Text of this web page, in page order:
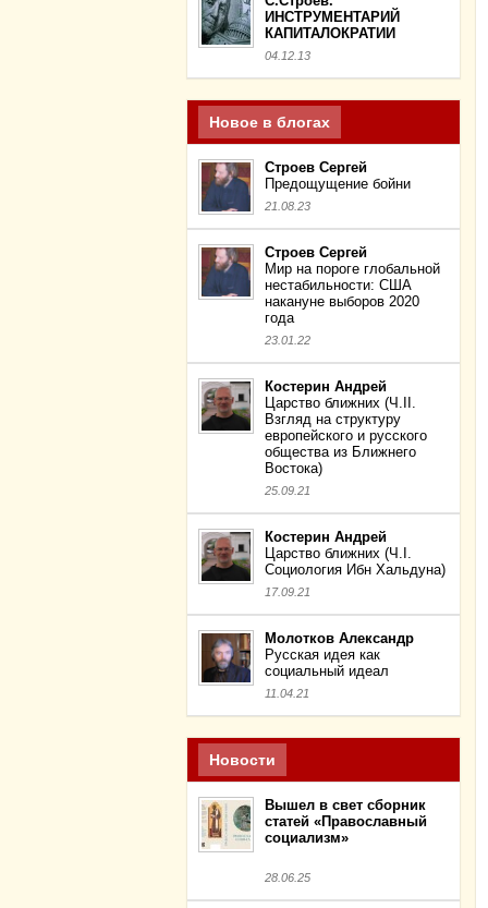
ИНСТРУМЕНТАРИЙ
КАПИТАЛОКРАТИИ
04.12.13
Новое в блогах
Строев Сергей
Предощущение бойни
21.08.23
Строев Сергей
Мир на пороге глобальной
нестабильности: США
накануне выборов 2020
года
23.01.22
Костерин Андрей
Царство ближних (Ч.II.
Взгляд на структуру
европейского и русского
общества из Ближнего
Востока)
25.09.21
Костерин Андрей
Царство ближних (Ч.I.
Социология Ибн Хальдуна)
17.09.21
Молотков Александр
Русская идея как
социальный идеал
11.04.21
Новости
Вышел в свет сборник
статей «Православный
социализм»
28.06.25